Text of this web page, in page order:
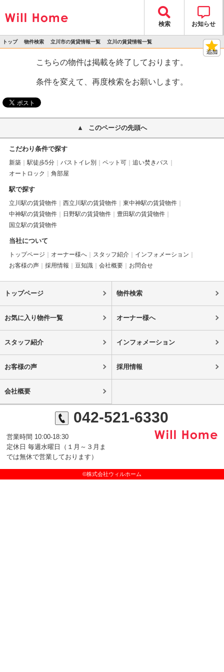
検索 お知らせ
トップ 物件検索 立川市の賃貸情報一覧 立川の賃貸情報一覧
こちらの物件は掲載を終了しております。
条件を変えて、再度検索をお願いします。
このページの先頭へ
こだわり条件で探す
新築 駅徒歩5分 バストイレ別 ペット可
追い焚きバス
オートロック
角部屋
駅で探す
立川駅の賃貸物件 西立川駅の賃貸物件
東中神駅の賃貸物件
中神駅の賃貸物件
日野駅の賃貸物件
豊田駅の賃貸物件
国立駅の賃貸物件
当社について
トップページ オーナー様へ スタッフ紹介
インフォメーション
お客様の声
採用情報 豆知識 会社概要 お問合せ
トップページ 物件検索
お気に入り物件一覧 オーナー様へ
スタッフ紹介 インフォメーション
お客様の声 採用情報
会社概要
042-521-6330
営業時間 10:00-18:30
定休日 毎週水曜日（１月～３月ま
では無休で営業しております）
©株式会社ウィルホーム